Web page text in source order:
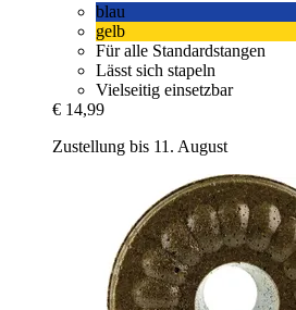
blau
gelb
Für alle Standardstangen
Lässt sich stapeln
Vielseitig einsetzbar
€ 14,99
Zustellung bis 11. August